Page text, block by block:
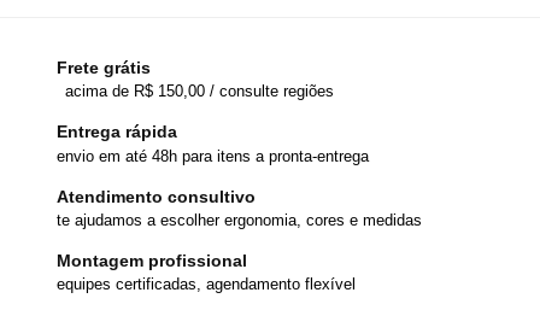
Frete grátis
acima de R$ 150,00 / consulte regiões
Entrega rápida
envio em até 48h para itens a pronta-entrega
Atendimento consultivo
te ajudamos a escolher ergonomia, cores e medidas
Montagem profissional
equipes certificadas, agendamento flexível